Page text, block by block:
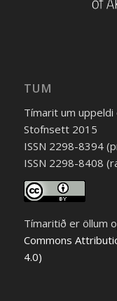
TUM
Tímarit um uppeldi
Stofnsett 2015
ISSN 2298-8394
ISSN 2298-8408
Tímaritið er öllum
Commons
4.0)